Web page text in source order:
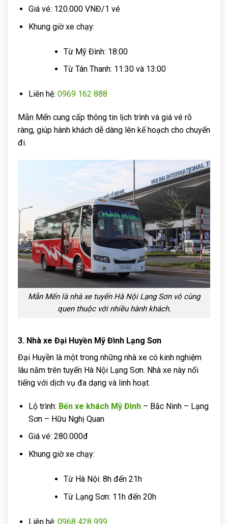
Giá vé: 120.000 VNĐ/1 vé
Khung giờ xe chạy:
Từ Mỹ Đình: 18:00
Từ Tân Thanh: 11:30 và 13:00
Liên hệ: 0969 162 888
Mẫn Mến cung cấp thông tin lịch trình và giá vé rõ
ràng, giúp hành khách dễ dàng lên kế hoạch cho chuyến
đi.
Mẫn Mến là nhà xe tuyến Hà Nội Lạng Sơn vô cùng
quen thuộc với nhiều hành khách.
3. Nhà xe Đại Huyền Mỹ Đình Lạng Sơn
Đại Huyền là một trong những nhà xe có kinh nghiệm
lâu năm trên tuyến Hà Nội Lạng Sơn. Nhà xe này nổi
tiếng với dịch vụ đa dạng và linh hoạt.
Lộ trình: Bến xe khách Mỹ Đình– Bắc Ninh – Lạng
Sơn – Hữu Nghị Quan
Giá vé: 280.000đ
Khung giờ xe chạy:
Từ Hà Nội: 8h đến 21h
Từ Lạng Sơn: 11h đến 20h
Liên hệ: 0968 428 999